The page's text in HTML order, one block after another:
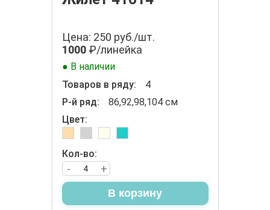
Цена: 250 руб./шт.
1000₽/линейка
● В наличии
Товаров в ряду:
4
Р-й ряд:
86,92,98,104 см
Цвет:
Кол-во:
+
-
В корзину